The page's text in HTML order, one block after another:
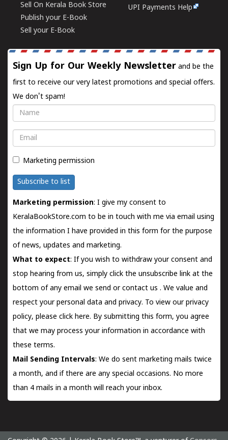
Sell On Kerala Book Store
Publish your E-Book
Sell your E-Book
UPI Payments Help
Sign Up for Our Weekly Newsletter and be the
first to receive our very latest promotions and special offers.
We don't spam!
Name
Email
Marketing permission
Subscribe to list
Marketing permission: I give my consent to
KeralaBookStore.com to be in touch with me via email using
the information I have provided in this form for the purpose
of news, updates and marketing.
What to expect: If you wish to withdraw your consent and
stop hearing from us, simply click the unsubscribe link at the
bottom of any email we send orcontact us . We value and
respect your personal data and privacy. To view our privacy
policy, please click here. By submitting this form, you agree
that we may process your information in accordance with
these terms.
Mail Sending Intervals: We do sent marketing mails twice
a month, and if there are any special occasions. No more
than 4 mails in a month will reach your inbox.